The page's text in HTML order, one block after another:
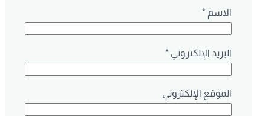
الاسم*
البريد الإلكتروني*
الموقع الإلكتروني